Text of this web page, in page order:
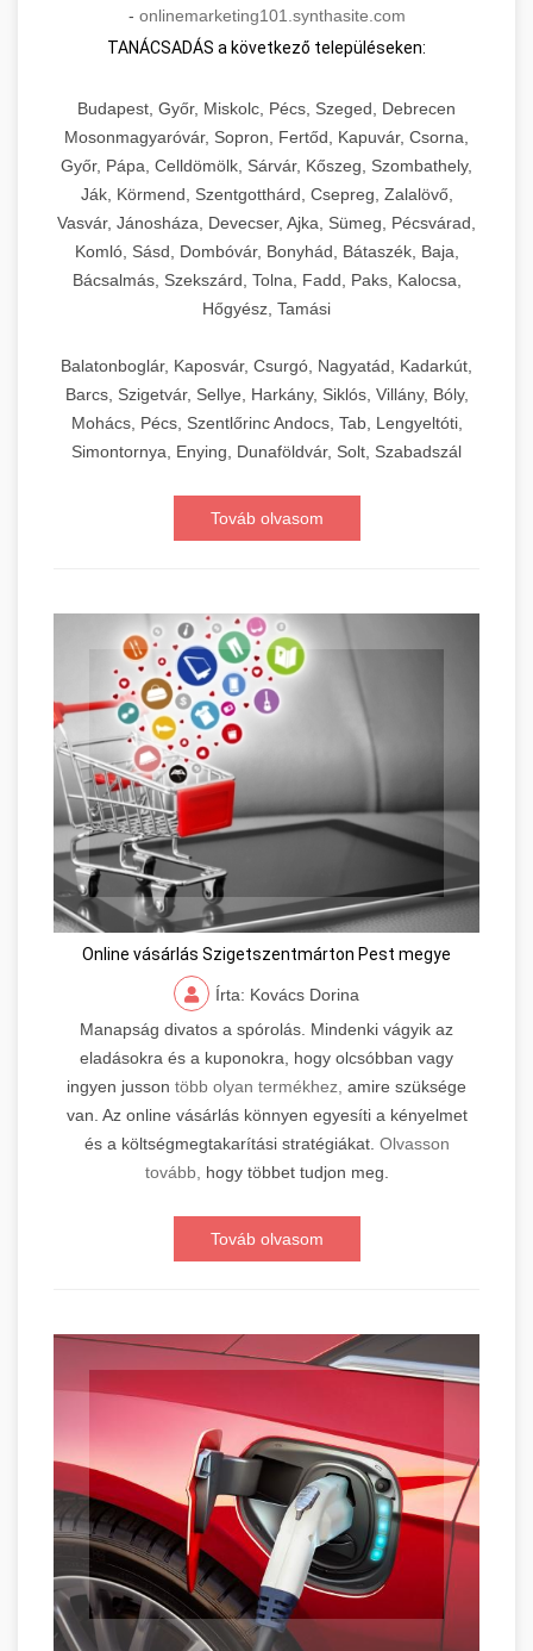
- onlinemarketing101.synthasite.com
TANÁCSADÁS a következő településeken:
Budapest, Győr, Miskolc, Pécs, Szeged, Debrecen
Mosonmagyaróvár, Sopron, Fertőd, Kapuvár, Csorna,
Győr, Pápa, Celldömölk, Sárvár, Kőszeg, Szombathely,
Ják, Körmend, Szentgotthárd, Csepreg, Zalalövő,
Vasvár, Jánosháza, Devecser, Ajka, Sümeg, Pécsvárad,
Komló, Sásd, Dombóvár, Bonyhád, Bátaszék, Baja,
Bácsalmás, Szekszárd, Tolna, Fadd, Paks, Kalocsa,
Hőgyész, Tamási
Balatonboglár, Kaposvár, Csurgó, Nagyatád, Kadarkút,
Barcs, Szigetvár, Sellye, Harkány, Siklós, Villány, Bóly,
Mohács, Pécs, Szentlőrinc Andocs, Tab, Lengyeltóti,
Simontornya, Enying, Dunaföldvár, Solt, Szabadszál
Továb olvasom
Online vásárlás Szigetszentmárton Pest megye
Írta: Kovács Dorina
Manapság divatos a spórolás. Mindenki vágyik az
eladásokra és a kuponokra, hogy olcsóbban vagy
ingyen jusson több olyan termékhez, amire szüksége
van. Az online vásárlás könnyen egyesíti a kényelmet
és a költségmegtakarítási stratégiákat. Olvasson
tovább, hogy többet tudjon meg.
Továb olvasom